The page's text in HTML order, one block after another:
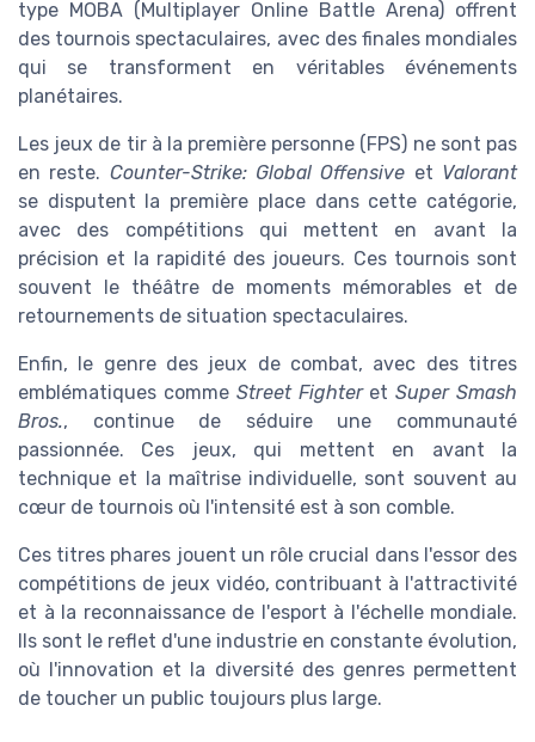
type MOBA (Multiplayer Online Battle Arena) offrent
des tournois spectaculaires, avec des finales mondiales
qui se transforment en véritables événements
planétaires.
Les jeux de tir à la première personne (FPS) ne sont pas
en reste. Counter-Strike: Global Offensive et Valorant
se disputent la première place dans cette catégorie,
avec des compétitions qui mettent en avant la
précision et la rapidité des joueurs. Ces tournois sont
souvent le théâtre de moments mémorables et de
retournements de situation spectaculaires.
Enfin, le genre des jeux de combat, avec des titres
emblématiques comme Street FighteretSuper Smash
Bros., continue de séduire une communauté
passionnée. Ces jeux, qui mettent en avant la
technique et la maîtrise individuelle, sont souvent au
cœur de tournois où l'intensité est à son comble.
Ces titres phares jouent un rôle crucial dans l'essor des
compétitions de jeux vidéo, contribuant à l'attractivité
et à la reconnaissance de l'esport à l'échelle mondiale.
Ils sont le reflet d'une industrie en constante évolution,
où l'innovation et la diversité des genres permettent
de toucher un public toujours plus large.